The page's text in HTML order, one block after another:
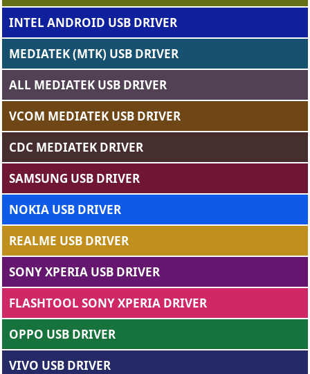
INTEL ANDROID USB DRIVER
MEDIATEK (MTK) USB DRIVER
ALL MEDIATEK USB DRIVER
VCOM MEDIATEK USB DRIVER
CDC MEDIATEK DRIVER
SAMSUNG USB DRIVER
NOKIA USB DRIVER
REALME USB DRIVER
SONY XPERIA USB DRIVER
FLASHTOOL SONY XPERIA DRIVER
OPPO USB DRIVER
VIVO USB DRIVER